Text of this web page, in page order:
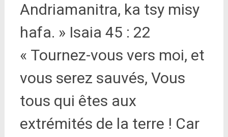
Andriamanitra, ka tsy misy
hafa. » Isaia 45 : 22
« Tournez-vous vers moi, et
vous serez sauvés, Vous
tous qui êtes aux
extrémités de la terre ! Car